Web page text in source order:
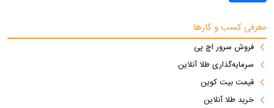
معرفی کسب و کارها
فروش سرور اچ پی
سرمایه‌گذاری طلا آنلاین
قیمت بیت کوین
خرید طلا آنلاین